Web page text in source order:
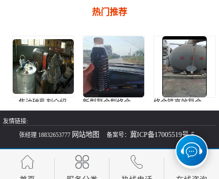
热门推荐
焦油破乳剂介绍 新型复合型络合铁脱硫催化剂简介 络合铁高效复合脱硫催化剂
友情链接:
张经理 18832653777 网站地图 备案号： 冀ICP备17005519号-5